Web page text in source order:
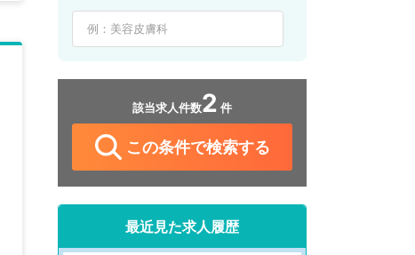
該当求人件数2 件
この条件で検索する
最近見た求人履歴